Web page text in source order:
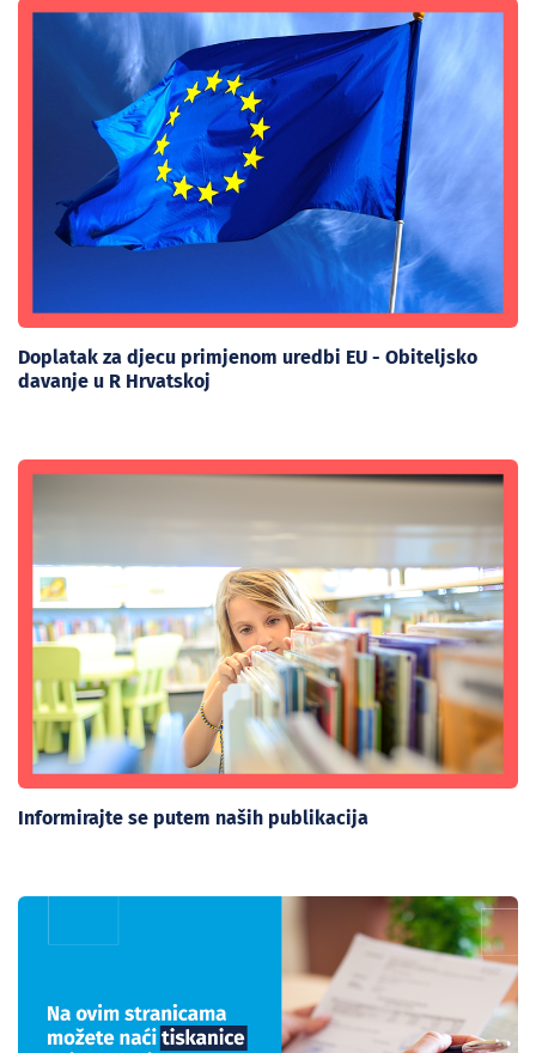
Doplatak za djecu primjenom uredbi EU - Obiteljsko
davanje u R Hrvatskoj
Informirajte se putem naših publikacija